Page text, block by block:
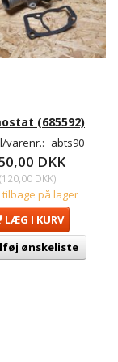
(685592)
varenr.: abts90
DKK
(120,00 DKK)
tilbage på lager
LÆG I KURV
ønskeliste